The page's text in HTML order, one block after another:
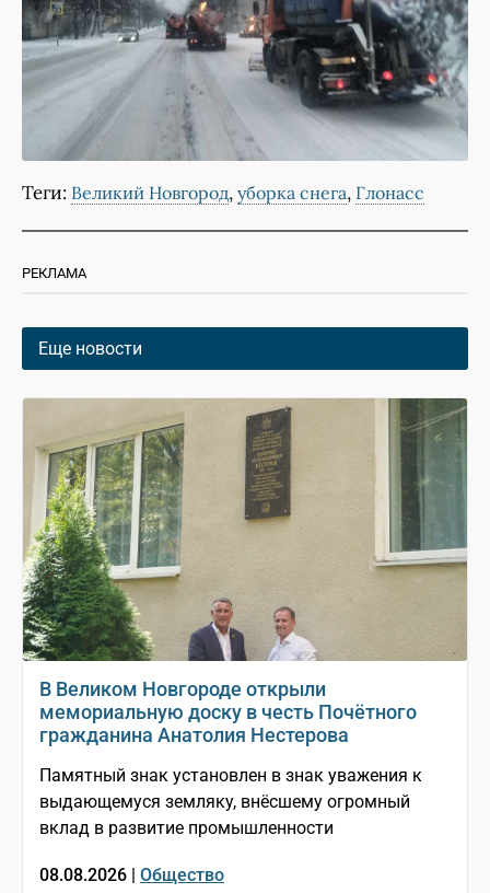
Теги: Великий Новгород, уборка снега, Глонасс
РЕКЛАМА
Еще новости
В Великом Новгороде открыли
мемориальную доску в честь Почётного
гражданина Анатолия Нестерова
Памятный знак установлен в знак уважения к
выдающемуся земляку, внёсшему огромный
вклад в развитие промышленности
08.08.2026 | Общество